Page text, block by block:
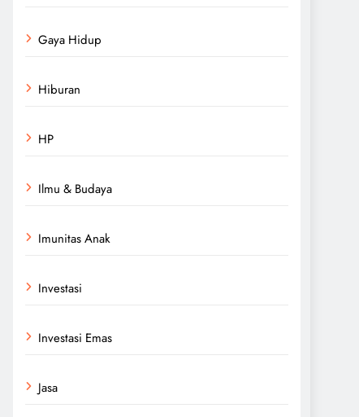
Gaya Hidup
Hiburan
HP
Ilmu & Budaya
Imunitas Anak
Investasi
Investasi Emas
Jasa